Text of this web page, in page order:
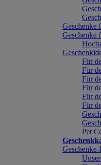
Geschenke
Geschenke
Für
Für
Für
Für
Für
Für
Pet
Geschenke-